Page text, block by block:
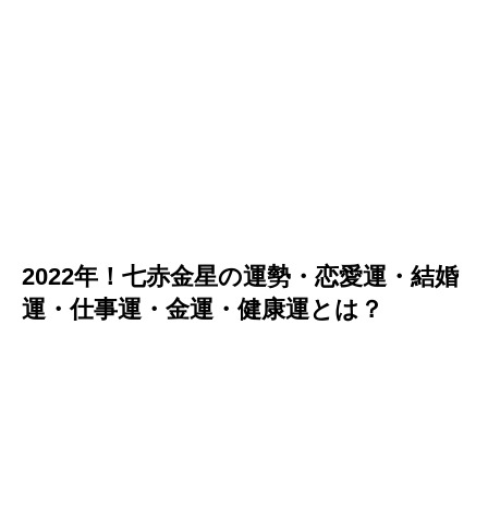
2022年！七赤金星の運勢・恋愛運・結婚
運・仕事運・金運・健康運とは？